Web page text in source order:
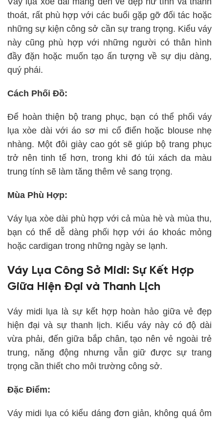
thoát, rất phù hợp với các buổi gặp gỡ đối tác hoặc
những sự kiện công sở cần sự trang trọng. Kiểu váy
này cũng phù hợp với những người có thân hình
đầy đặn hoặc muốn tạo ấn tượng về sự dịu dàng,
quý phái.
Cách Phối Đồ:
Để hoàn thiện bộ trang phục, bạn có thể phối váy
lụa xòe dài với áo sơ mi cổ điển hoặc blouse nhẹ
nhàng. Một đôi giày cao gót sẽ giúp bộ trang phục
trở nên tinh tế hơn, trong khi đó túi xách da màu
trung tính sẽ làm tăng thêm vẻ sang trọng.
Mùa Phù Hợp:
Váy lụa xòe dài phù hợp với cả mùa hè và mùa thu,
bạn có thể dễ dàng phối hợp với áo khoác mỏng
hoặc cardigan trong những ngày se lạnh.
Váy Lụa Công Sở Midi: Sự Kết Hợp
Giữa Hiện Đại và Thanh Lịch
Váy midi lụa là sự kết hợp hoàn hảo giữa vẻ đẹp
hiện đại và sự thanh lịch. Kiểu váy này có độ dài
vừa phải, đến giữa bắp chân, tạo nên vẻ ngoài trẻ
trung, năng động nhưng vẫn giữ được sự trang
trọng cần thiết cho môi trường công sở.
Đặc Điểm:
Váy midi lụa có kiểu dáng đơn giản, không quá ôm